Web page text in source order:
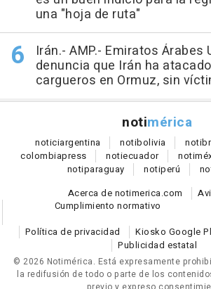
una "hoja de ruta"
Irán.- AMP.- Emiratos Árabes
denuncia que Irán ha
cargueros en Ormuz, sin
notimérica
noticiargentina notibolivia noti
colombiapress notiecuador noti
notiparaguay notiperú
Acerca de notimerica.com
Cumplimiento normativo
Política de privacidad
Kiosko Google
Publicidad estatal
© 2026 Notimérica. Está expresamente
la redifusión de todo o parte de los